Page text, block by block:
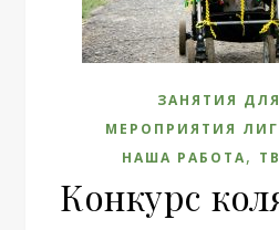
ЗАНЯТИЯ
МЕРОПРИЯТИЯ
НАША РАБОТА,
Конкурс